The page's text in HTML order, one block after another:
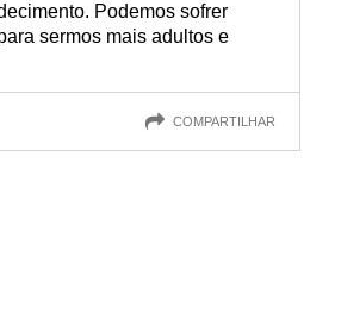
Podemos sofrer
sermos mais adultos e
COMPARTILHAR